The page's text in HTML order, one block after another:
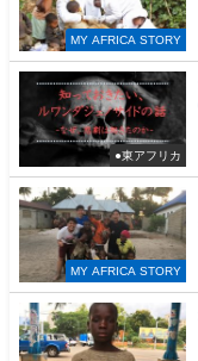
MY AFRICA STORY
●東アフリカ
MY AFRICA STORY